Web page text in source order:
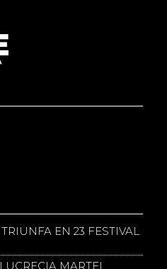
TRIUNFA EN 23 FESTIVAL
MARTEL